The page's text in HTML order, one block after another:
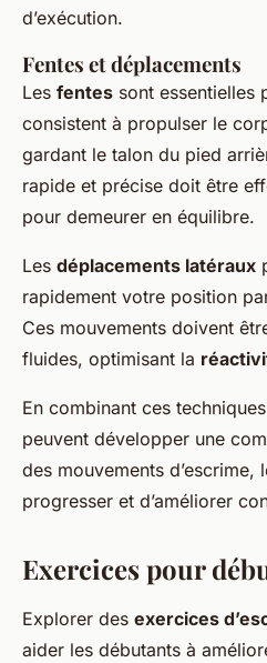
d’exécution.
Fentes et déplacements
Les fentes sont essentielles
consistent à propulser le
gardant le talon du pied
rapide et précise doit être
pour demeurer en équilibre.
Les déplacements latéraux
rapidement votre position
Ces mouvements doivent
fluides, optimisant la
En combinant ces
peuvent développer une
des mouvements d’escrime,
progresser et d’améliorer
Exercices pour
Explorer des exercices
aider les débutants à